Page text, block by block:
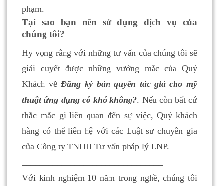
phạm.
Tại sao bạn nên sử dụng dịch vụ của
chúng tôi?
Hy vọng rằng với những tư vấn của chúng tôi sẽ
giải quyết được những vướng mắc của Quý
Khách về Đăng ký bản quyền tác giả cho mỹ
thuật ứng dụng có khó không?. Nếu còn bất cứ
thắc mắc gì liên quan đến sự việc, Quý khách
hàng có thể liên hệ với các Luật sư chuyên gia
của Công ty TNHH Tư vấn pháp lý LNP.
Với kinh nghiệm 10 năm trong nghề, chúng tôi